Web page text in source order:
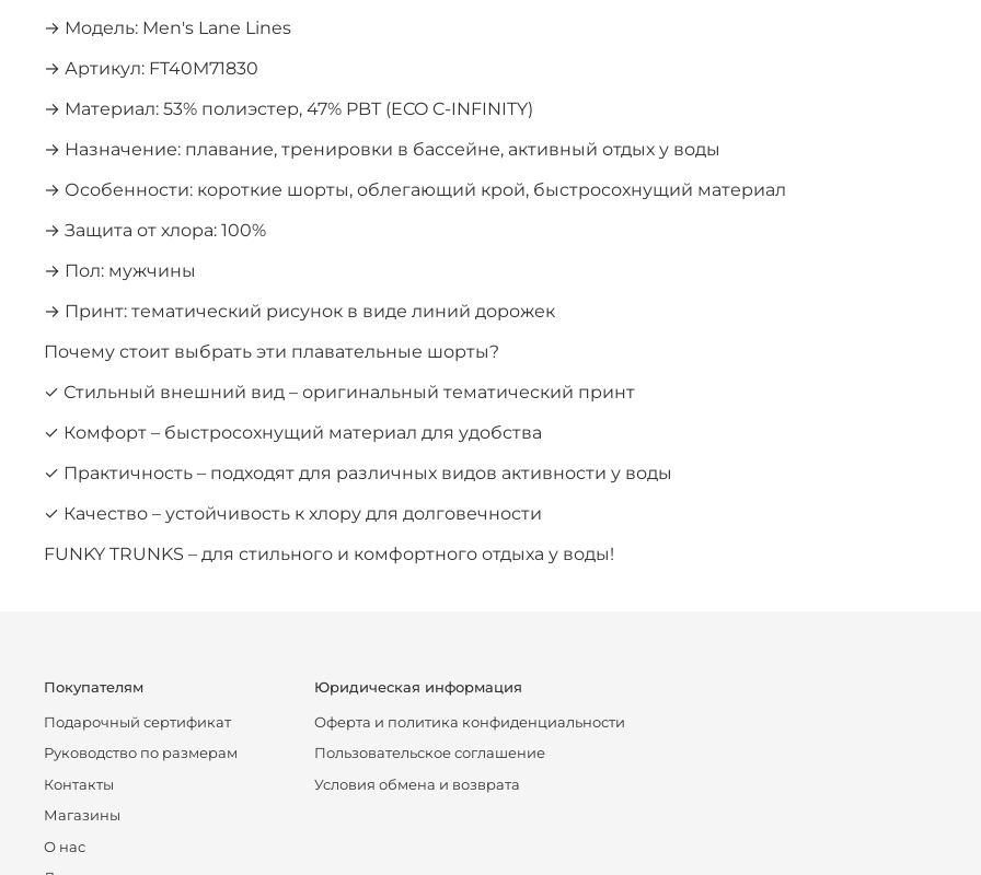
→ Модель: Men's Lane Lines
→ Артикул: FT40M71830
→ Материал: 53% полиэстер, 47% PBT (ECO C-INFINITY)
→ Назначение: плавание, тренировки в бассейне, активный отдых у воды
→ Особенности: короткие шорты, облегающий крой, быстросохнущий материал
→ Защита от хлора: 100%
→ Пол: мужчины
→ Принт: тематический рисунок в виде линий дорожек
Почему стоит выбрать эти плавательные шорты?
✓ Стильный внешний вид – оригинальный тематический принт
✓ Комфорт – быстросохнущий материал для удобства
✓ Практичность – подходят для различных видов активности у воды
✓ Качество – устойчивость к хлору для долговечности
FUNKY TRUNKS – для стильного и комфортного отдыха у воды!
Покупателям
Подарочный сертификат
Руководство по размерам
Контакты
Магазины
О нас
Юридическая информация
Оферта и политика конфиденциальности
Пользовательское соглашение
Условия обмена и возврата